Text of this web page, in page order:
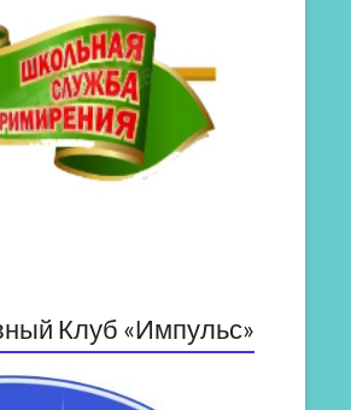
Клуб «Импульс»